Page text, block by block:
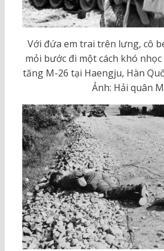
Với đứa em trai trên lưng, cô
mỏi bước đi một cách khó nhọc
tăng M-26 tại Haengju, Hàn
Ảnh: Hải quân